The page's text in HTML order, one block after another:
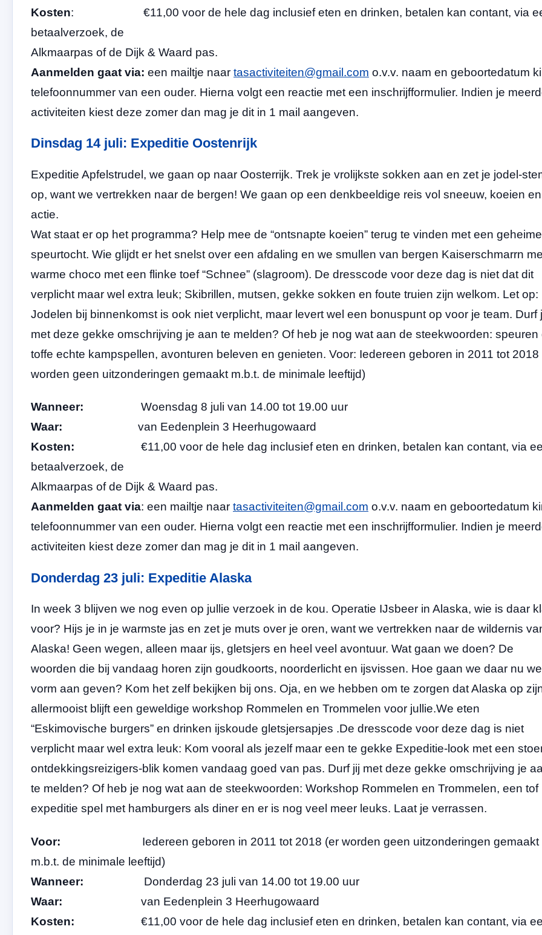
Kosten: €11,00 voor de hele dag inclusief eten en drinken, betalen kan contant, via
betaalverzoek, de
Alkmaarpas of de Dijk & Waard pas.
Aanmelden gaat via: een mailtje naar tasactiviteiten@gmail.com o.v.v. naam en geboortedatum
telefoonnummer van een ouder. Hierna volgt een reactie met een inschrijfformulier. Indien je
activiteiten kiest deze zomer dan mag je dit in 1 mail aangeven.
Dinsdag 14 juli: Expeditie Oostenrijk
Expeditie Apfelstrudel, we gaan op naar Oosterrijk. Trek je vrolijkste sokken aan en zet je jodel-
op, want we vertrekken naar de bergen! We gaan op een denkbeeldige reis vol sneeuw, koeien en
actie.
Wat staat er op het programma? Help mee de “ontsnapte koeien” terug te vinden met een geheime
speurtocht. Wie glijdt er het snelst over een afdaling en we smullen van bergen Kaiserschmarrn
warme choco met een flinke toef “Schnee” (slagroom). De dresscode voor deze dag is niet dat dit
verplicht maar wel extra leuk; Skibrillen, mutsen, gekke sokken en foute truien zijn welkom. Let op:
Jodelen bij binnenkomst is ook niet verplicht, maar levert wel een bonuspunt op voor je team. Durf
met deze gekke omschrijving je aan te melden? Of heb je nog wat aan de steekwoorden: speuren
toffe echte kampspellen, avonturen beleven en genieten. Voor: Iedereen geboren in 2011 tot 2018
worden geen uitzonderingen gemaakt m.b.t. de minimale leeftijd)
Wanneer:
Woensdag 8 juli van 14.00 tot 19.00 uur
Waar: van Eedenplein 3 Heerhugowaard
Kosten:
€11,00 voor de hele dag inclusief eten en drinken, betalen kan contant, via
betaalverzoek, de
Alkmaarpas of de Dijk & Waard pas.
Aanmelden gaat via: een mailtje naar tasactiviteiten@gmail.com o.v.v. naam en geboortedatum
telefoonnummer van een ouder. Hierna volgt een reactie met een inschrijfformulier. Indien je
activiteiten kiest deze zomer dan mag je dit in 1 mail aangeven.
Donderdag 23 juli: Expeditie Alaska
In week 3 blijven we nog even op jullie verzoek in de kou. Operatie IJsbeer in Alaska, wie is daar
voor? Hijs je in je warmste jas en zet je muts over je oren, want we vertrekken naar de wildernis
Alaska! Geen wegen, alleen maar ijs, gletsjers en heel veel avontuur. Wat gaan we doen? De
woorden die bij vandaag horen zijn goudkoorts, noorderlicht en ijsvissen. Hoe gaan we daar nu
vorm aan geven? Kom het zelf bekijken bij ons. Oja, en we hebben om te zorgen dat Alaska op
allermooist blijft een geweldige workshop Rommelen en Trommelen voor jullie.We eten
“Eskimovische burgers” en drinken ijskoude gletsjersapjes .De dresscode voor deze dag is niet
verplicht maar wel extra leuk: Kom vooral als jezelf maar een te gekke Expeditie-look met een
ontdekkingsreizigers-blik komen vandaag goed van pas. Durf jij met deze gekke omschrijving je
te melden? Of heb je nog wat aan de steekwoorden: Workshop Rommelen en Trommelen, een tof
expeditie spel met hamburgers als diner en er is nog veel meer leuks. Laat je verrassen.
Voor: Iedereen geboren in 2011 tot 2018 (er worden geen uitzonderingen gemaakt
m.b.t. de minimale leeftijd)
Wanneer:
Donderdag 23 juli van 14.00 tot 19.00 uur
Waar:
van Eedenplein 3 Heerhugowaard
Kosten:
€11,00 voor de hele dag inclusief eten en drinken, betalen kan contant, via